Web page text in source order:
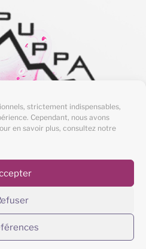
strictement indispensables,
Cependant, nous avons
en savoir plus, consultez notre
Universitaires de